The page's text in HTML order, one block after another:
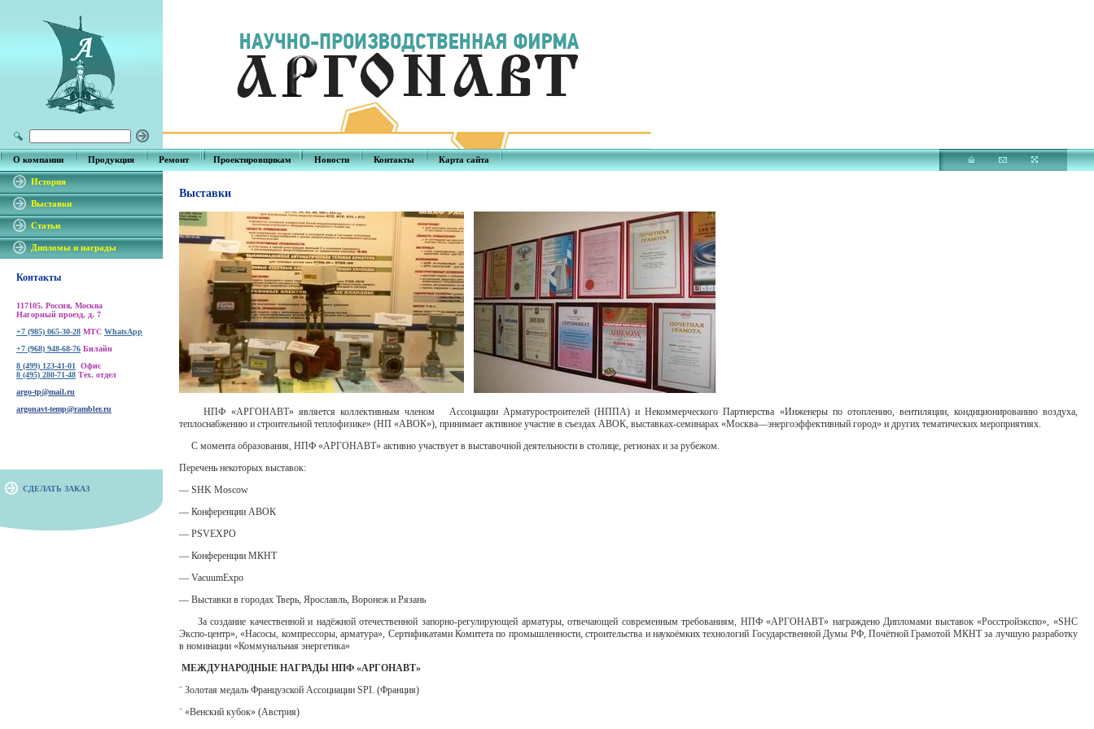
О компании Продукция Ремонт Проектировщикам Новости Контакты Карта сайта
История
Выставки
Статьи
Дипломы и награды
Контакты
117105, Россия, Москва
Нагорный проезд, д. 7
+7 (985) 065-30-28 МТС WhatsApp
+7 (968) 948-68-76 Билайн
8 (499) 123-41-01 Офис
8 (495) 280-71-48 Тех. отдел
argo-tp@mail.ru
argonavt-temp@rambler.ru
СДЕЛАТЬ ЗАКАЗ
Выставки
НПФ «АРГОНАВТ» является коллективным членом Ассоциации Арматуростроителей (НППА) и Некоммерческого Партнерства «Инженеры по отоплению, вентиляции, кондиционированию воздуха,
теплоснабжению и строительной теплофизике» (НП «АВОК»), принимает активное участие в съездах АВОК, выставках-семинарах «Москва—энергоэффективный город» и других тематических мероприятиях.
С момента образования, НПФ «АРГОНАВТ» активно участвует в выставочной деятельности в столице, регионах и за рубежом.
Перечень некоторых выставок:
— SHK Moscow
— Конференции АВОК
— PSVEXPO
— Конференции МКНТ
— VacuumExpo
— Выставки в городах Тверь, Ярославль, Воронеж и Рязань
За создание качественной и надёжной отечественной запорно-регулирующей арматуры, отвечающей современным требованиям, НПФ «АРГОНАВТ» награждено Дипломами выставок «Росстройэкспо», «SHC
Экспо-центр», «Насосы, компрессоры, арматура», Сертификатами Комитета по промышленности, строительства и наукоёмких технологий Государственной Думы РФ, Почётной Грамотой МКНТ за лучшую разработку
в номинации «Коммунальная энергетика»
МЕЖДУНАРОДНЫЕ НАГРАДЫ НПФ «АРГОНАВТ»
¨ Золотая медаль Французской Ассоциации SPI. (Франция)
¨ «Венский кубок» (Австрия)